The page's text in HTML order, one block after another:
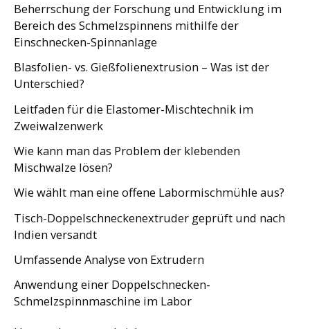
Beherrschung der Forschung und Entwicklung im
Bereich des Schmelzspinnens mithilfe der
Einschnecken-Spinnanlage
Blasfolien- vs. Gießfolienextrusion – Was ist der
Unterschied?
Leitfaden für die Elastomer-Mischtechnik im
Zweiwalzenwerk
Wie kann man das Problem der klebenden
Mischwalze lösen?
Wie wählt man eine offene Labormischmühle aus?
Tisch-Doppelschneckenextruder geprüft und nach
Indien versandt
Umfassende Analyse von Extrudern
Anwendung einer Doppelschnecken-
Schmelzspinnmaschine im Labor